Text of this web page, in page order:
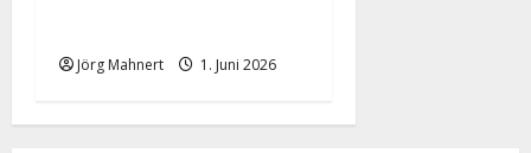
Jörg Mahnert 1. Juni 2026